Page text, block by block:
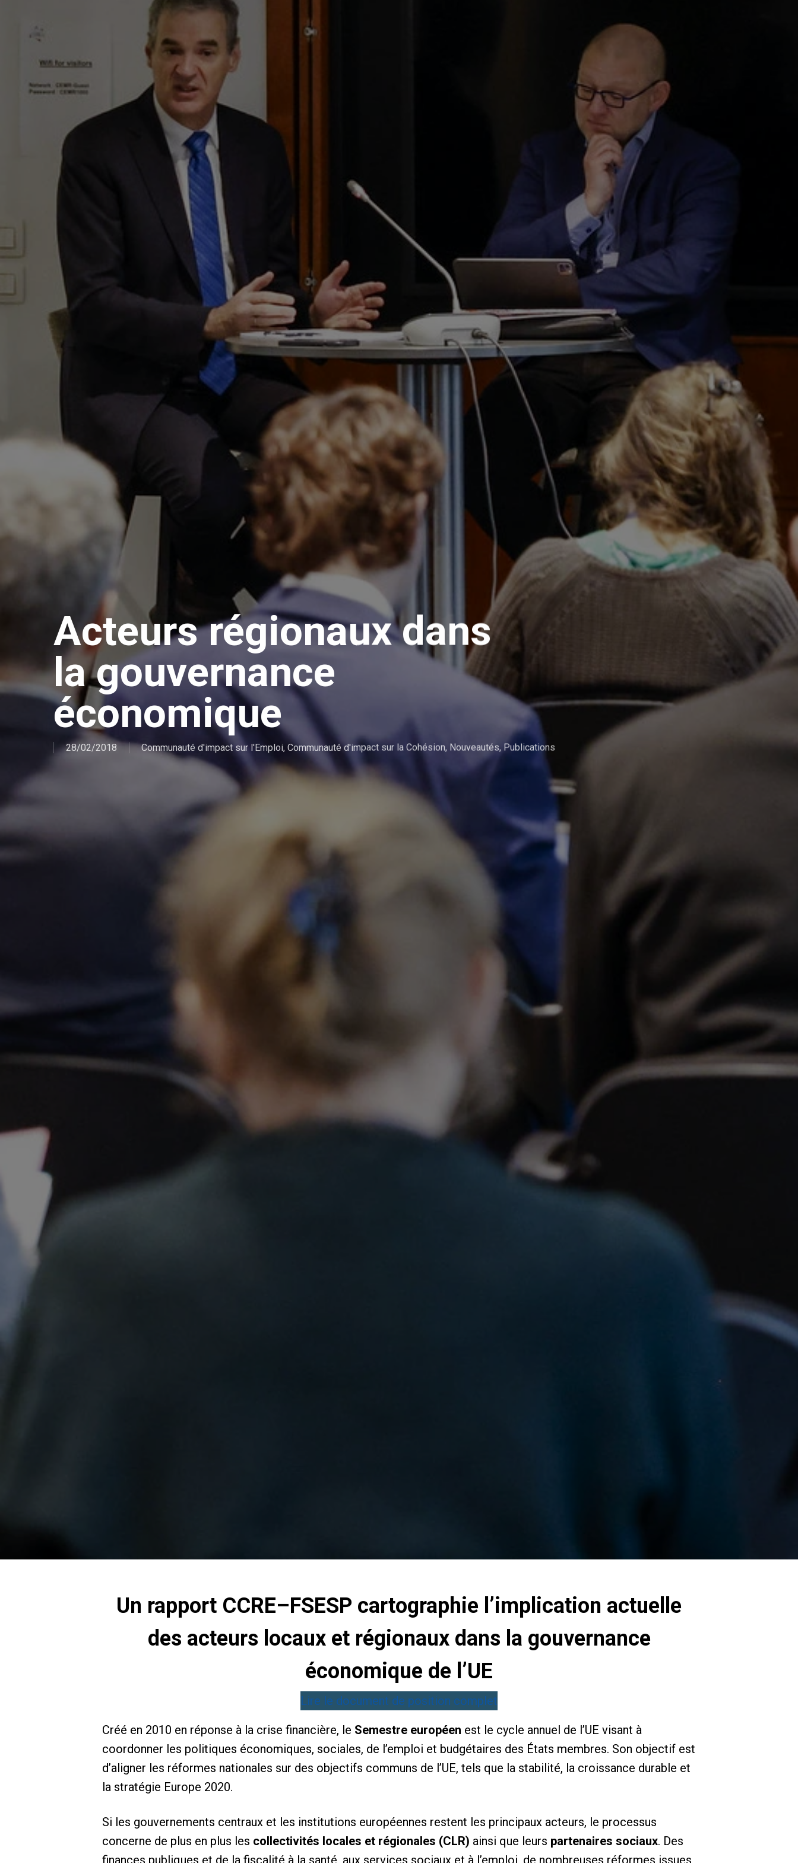
Acteurs régionaux dans
la gouvernance
économique
28/02/2018 Communauté d'impact sur l'Emploi, Communauté d'impact sur la Cohésion, Nouveautés, Publications
Un rapport CCRE–FSESP cartographie l’implication actuelle
des acteurs locaux et régionaux dans la gouvernance
économique de l’UE
Lire le document de position complet
Créé en 2010 en réponse à la crise financière, le Semestre européen est le cycle annuel de l’UE visant à
coordonner les politiques économiques, sociales, de l’emploi et budgétaires des États membres. Son objectif est
d’aligner les réformes nationales sur des objectifs communs de l’UE, tels que la stabilité, la croissance durable et
la stratégie Europe 2020.
Si les gouvernements centraux et les institutions européennes restent les principaux acteurs, le processus
concerne de plus en plus les collectivités locales et régionales (CLR) ainsi que leurs partenaires sociaux. Des
finances publiques et de la fiscalité à la santé, aux services sociaux et à l’emploi, de nombreuses réformes issues